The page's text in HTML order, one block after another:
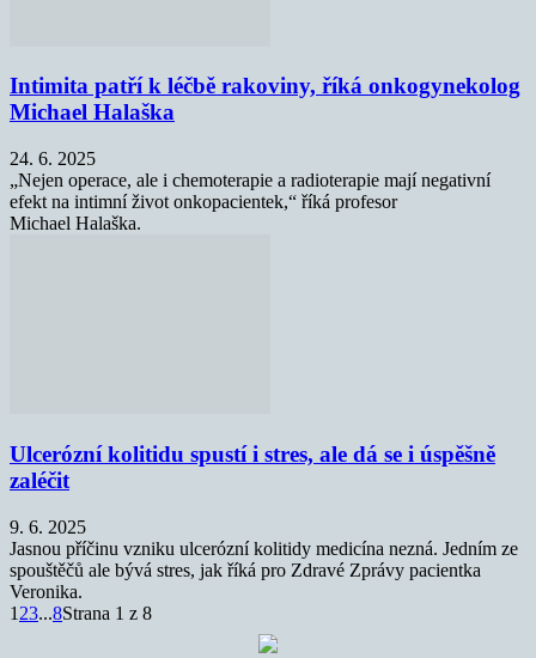
Intimita patří k léčbě rakoviny, říká onkogynekolog
Michael Halaška
24. 6. 2025
„Nejen operace, ale i chemoterapie a radioterapie mají negativní
efekt na intimní život onkopacientek,“ říká profesor
Michael Halaška.
Ulcerózní kolitidu spustí i stres, ale dá se i úspěšně
zaléčit
9. 6. 2025
Jasnou příčinu vzniku ulcerózní kolitidy medicína nezná. Jedním ze
spouštěčů ale bývá stres, jak říká pro Zdravé Zprávy pacientka
Veronika.
1 23...8Strana 1 z 8